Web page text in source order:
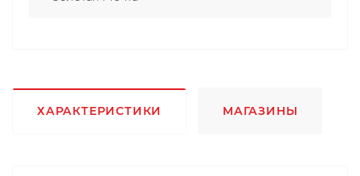
ХАРАКТЕРИСТИКИ МАГАЗИНЫ